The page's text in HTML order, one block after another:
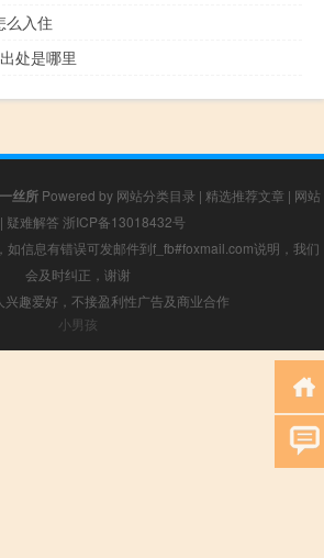
么入住
处是哪里
丝所 Powered by 网站分类目录 | 精选推荐文章 | 网站
| 疑难解答 浙ICP备13018432号
如信息有错误可发邮件到f_fb#foxmail.com说明，我们
会及时纠正，谢谢
兴趣爱好，不接盈利性广告及商业合作
小男孩